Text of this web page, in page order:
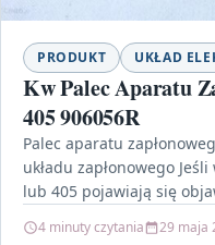
PRODUKT UKŁAD
Kw Palec Aparatu
405 906056R
Palec aparatu
układu zapłonowego
lub 405 pojawiają się
4 minuty czytania 29 maja